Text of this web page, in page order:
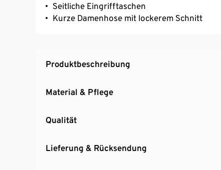
Seitliche Eingrifftaschen
Kurze Damenhose mit lockerem Schnitt
Produktbeschreibung
Material & Pflege
Qualität
Lieferung & Rücksendung